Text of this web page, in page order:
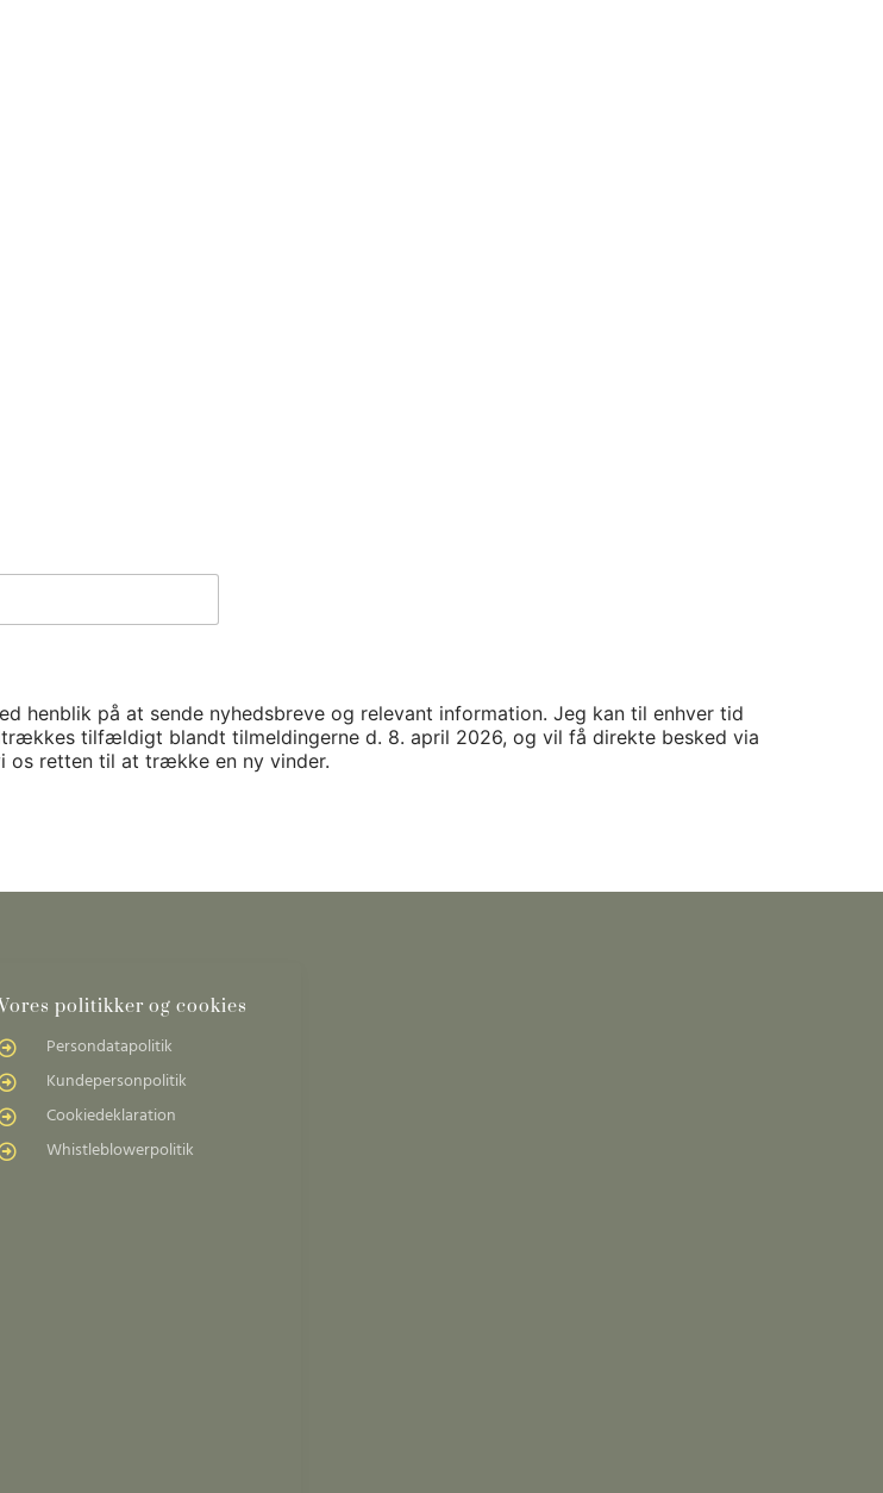
henblik på at sende nyhedsbreve og relevant information. Jeg kan til enhver tid
tilfældigt blandt tilmeldingerne d. 8. april 2026, og vil få direkte besked via
vi os retten til at trække en ny vinder.
politikker og cookies
Persondatapolitik
Kundepersonpolitik
Cookiedeklaration
Whistleblowerpolitik